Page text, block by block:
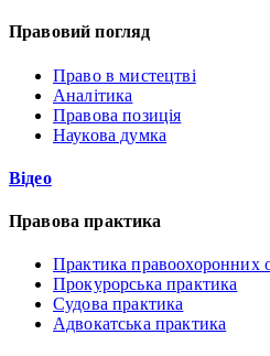
Правовий погляд
Право в мистецтві
Аналітика
Правова позиція
Наукова думка
Відео
Правова практика
Практика правоохоронних
Прокурорська практика
Судова практика
Адвокатська практика